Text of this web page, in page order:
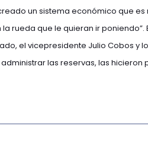
un sistema económico que
rueda que le quieran ir
el vicepresidente Julio Cobos y
las reservas, las